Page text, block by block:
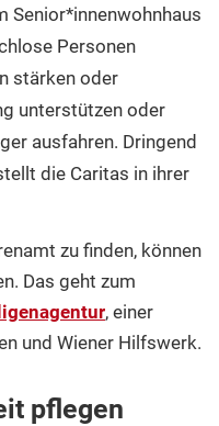
Senior*innenwohnhaus
Personen
stärken oder
unterstützen oder
ausfahren. Dringend
die Caritas in ihrer
zu finden, können
Das geht zum
, einer
und Wiener Hilfswerk.
pflegen